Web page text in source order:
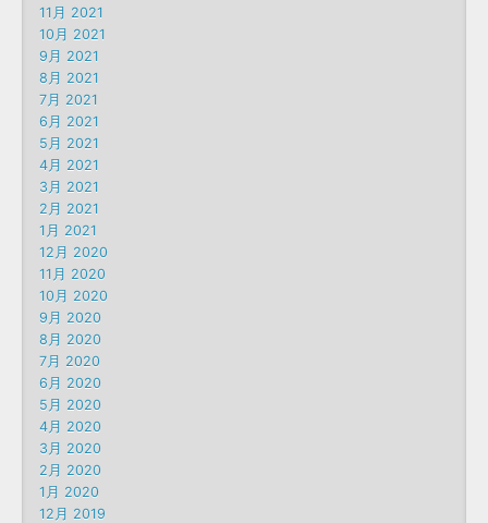
11月 2021
10月 2021
9月 2021
8月 2021
7月 2021
6月 2021
5月 2021
4月 2021
3月 2021
2月 2021
1月 2021
12月 2020
11月 2020
10月 2020
9月 2020
8月 2020
7月 2020
6月 2020
5月 2020
4月 2020
3月 2020
2月 2020
1月 2020
12月 2019